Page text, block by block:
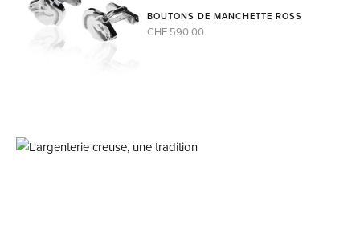
BOUTONS DE MANCHETTE ROSS
CHF 590.00